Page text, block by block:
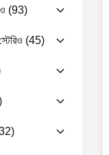
(93)
(45)